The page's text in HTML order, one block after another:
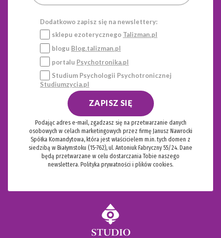
Dodatkowo zapisz się na newslettery:
sklepu ezoterycznego Talizman.pl
blogu Blog.talizman.pl
portalu Psychotronika.pl
Studium Psychologii Psychotronicznej
Studiumzycia.pl
ZAPISZ SIĘ
Podając adres e-mail, zgadzasz się na przetwarzanie danych
osobowych w celach marketingowych przez firmę Janusz Nawrocki
Spółka Komandytowa, która jest właścicielem m.in. tych domen z
siedzibą w Białymstoku (15-762), ul. Antoniuk Fabryczny 55/24. Dane
będą przetwarzane w celu dostarczania Tobie naszego
newslettera. Polityka prywatności i plików cookies.